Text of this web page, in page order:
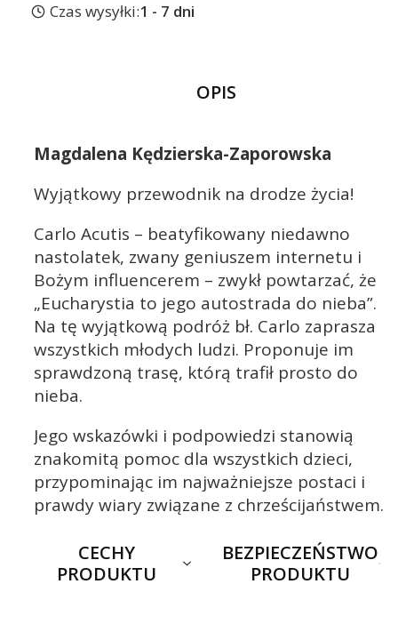
Czas wysyłki:1 - 7 dni
OPIS
Magdalena Kędzierska-Zaporowska
Wyjątkowy przewodnik na drodze życia!
Carlo Acutis – beatyfikowany niedawno
nastolatek, zwany geniuszem internetu i
Bożym influencerem – zwykł powtarzać, że
„Eucharystia to jego autostrada do nieba”.
Na tę wyjątkową podróż bł. Carlo zaprasza
wszystkich młodych ludzi. Proponuje im
sprawdzoną trasę, którą trafił prosto do
nieba.
Jego wskazówki i podpowiedzi stanowią
znakomitą pomoc dla wszystkich dzieci,
przypominając im najważniejsze postaci i
prawdy wiary związane z chrześcijaństwem.
CECHY
PRODUKTU
BEZPIECZEŃSTWO
PRODUKTU